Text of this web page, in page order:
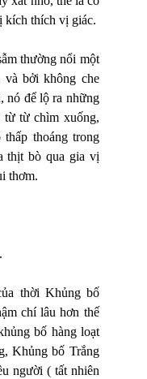
kích thích vị giác.
thường nổi một
bởi không che
nó để lộ ra những
từ từ chìm xuống,
thoáng trong
thịt bò qua gia vị
thơm.
thời Khủng bố
chí lâu hơn thế
bố hàng loạt
Khủng bố Trắng
người ( tất nhiên